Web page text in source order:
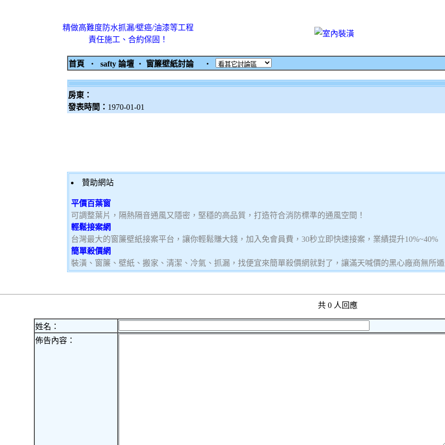
精做高難度防水抓漏/壁癌/油漆等工程
責任施工、合約保固！
首頁 ‧ safty 論壇 ‧ 窗簾壁紙討論 ‧
房東：
發表時間： 1970-01-01
贊助網站
平價百葉窗
可調整葉片，隔熱隔音通風又隱密，堅穩的高品質，打造符合消防標準的通風空間！
輕鬆接案網
台灣最大的窗簾壁紙接案平台，讓你輕鬆賺大錢，加入免會員費，30秒立即快速接案，業績提升10%~40%
簡單殺價網
裝潢、窗簾、壁紙、搬家、清潔、冷氣、抓漏，找便宜來簡單殺價網就對了，讓滿天喊價的黑心廠商無所
共 0 人回應
姓名：
佈告內容：